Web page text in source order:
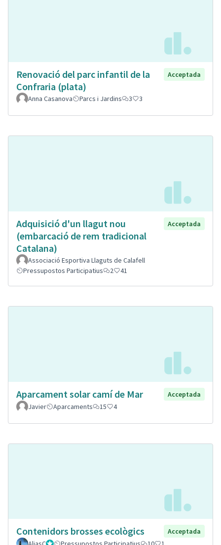
Renovació del parc infantil de la
Confraria (plata)
Acceptada
Anna Casanova Parcs i Jardins 3 3
Adquisició d'un llagut nou
(embarcació de rem tradicional
Catalana)
Acceptada
Associació Esportiva Llaguts de Calafell
Pressupostos Participatius
2 41
Aparcament solar camí de Mar
Acceptada
Javier
Aparcaments 15 4
Contenidors brosses ecològics
Acceptada